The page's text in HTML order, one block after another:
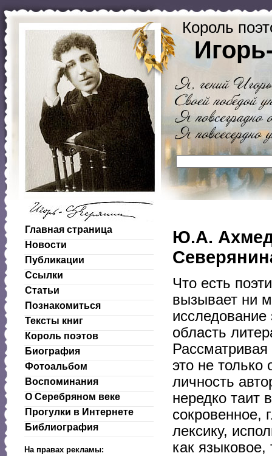
Король
Главная страница
Новости
Публикации
Ссылки
Статьи
Познакомиться
Тексты книг
Король поэтов
Биография
Фотоальбом
Воспоминания
О Серебряном веке
Прогулки в Интернете
Библиография
На правах рекламы:
Ю.А.
Что есть
вызывает ни
область
это не только
личность
нередко таит
сокровенное,
лексику,
как языковое,